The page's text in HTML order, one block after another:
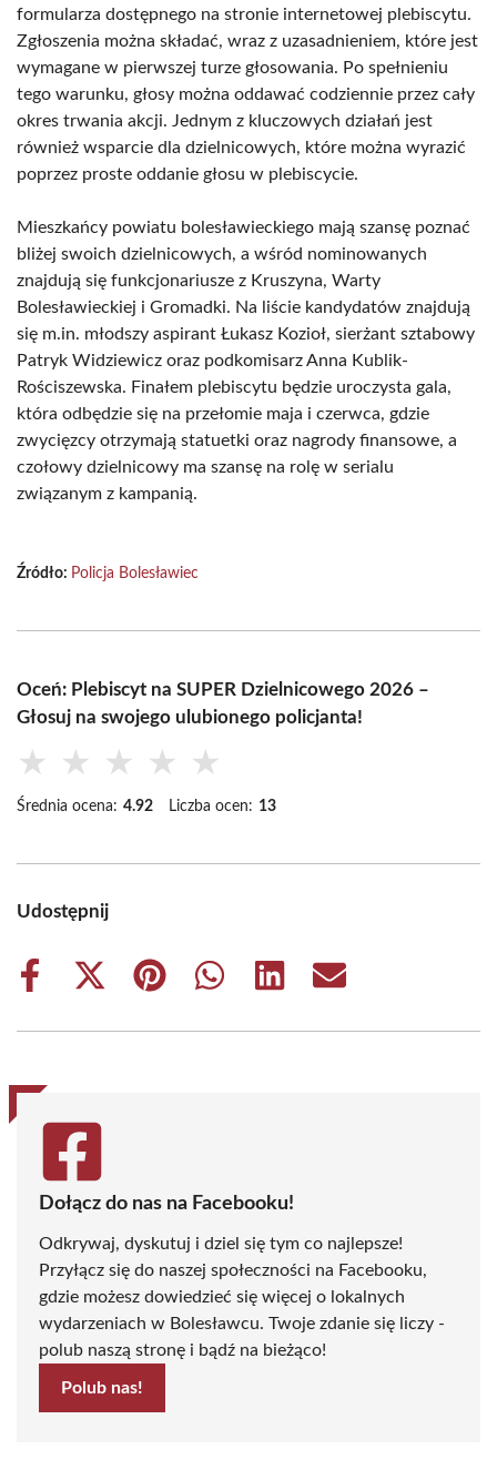
formularza dostępnego na stronie internetowej plebiscytu.
Zgłoszenia można składać, wraz z uzasadnieniem, które jest
wymagane w pierwszej turze głosowania. Po spełnieniu
tego warunku, głosy można oddawać codziennie przez cały
okres trwania akcji. Jednym z kluczowych działań jest
również wsparcie dla dzielnicowych, które można wyrazić
poprzez proste oddanie głosu w plebiscycie.
Mieszkańcy powiatu bolesławieckiego mają szansę poznać
bliżej swoich dzielnicowych, a wśród nominowanych
znajdują się funkcjonariusze z Kruszyna, Warty
Bolesławieckiej i Gromadki. Na liście kandydatów znajdują
się m.in. młodszy aspirant Łukasz Kozioł, sierżant sztabowy
Patryk Widziewicz oraz podkomisarz Anna Kublik-
Rościszewska. Finałem plebiscytu będzie uroczysta gala,
która odbędzie się na przełomie maja i czerwca, gdzie
zwycięzcy otrzymają statuetki oraz nagrody finansowe, a
czołowy dzielnicowy ma szansę na rolę w serialu
związanym z kampanią.
Źródło: Policja Bolesławiec
Oceń: Plebiscyt na SUPER Dzielnicowego 2026 –
Głosuj na swojego ulubionego policjanta!
★ ★ ★ ★ ★
Średnia ocena: 4.92 Liczba ocen: 13
Udostępnij
Share
Share
(Twitter)
Share
Share
Share
Share
Dołącz do nas na Facebooku!
Odkrywaj, dyskutuj i dziel się tym co najlepsze!
Przyłącz się do naszej społeczności na Facebooku,
gdzie możesz dowiedzieć się więcej o lokalnych
wydarzeniach w Bolesławcu. Twoje zdanie się liczy -
polub naszą stronę i bądź na bieżąco!
Polub nas!